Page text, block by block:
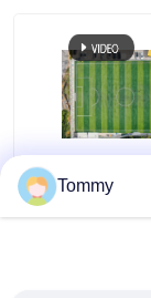
Ottima
intemperie erba
altezza del
Tommy